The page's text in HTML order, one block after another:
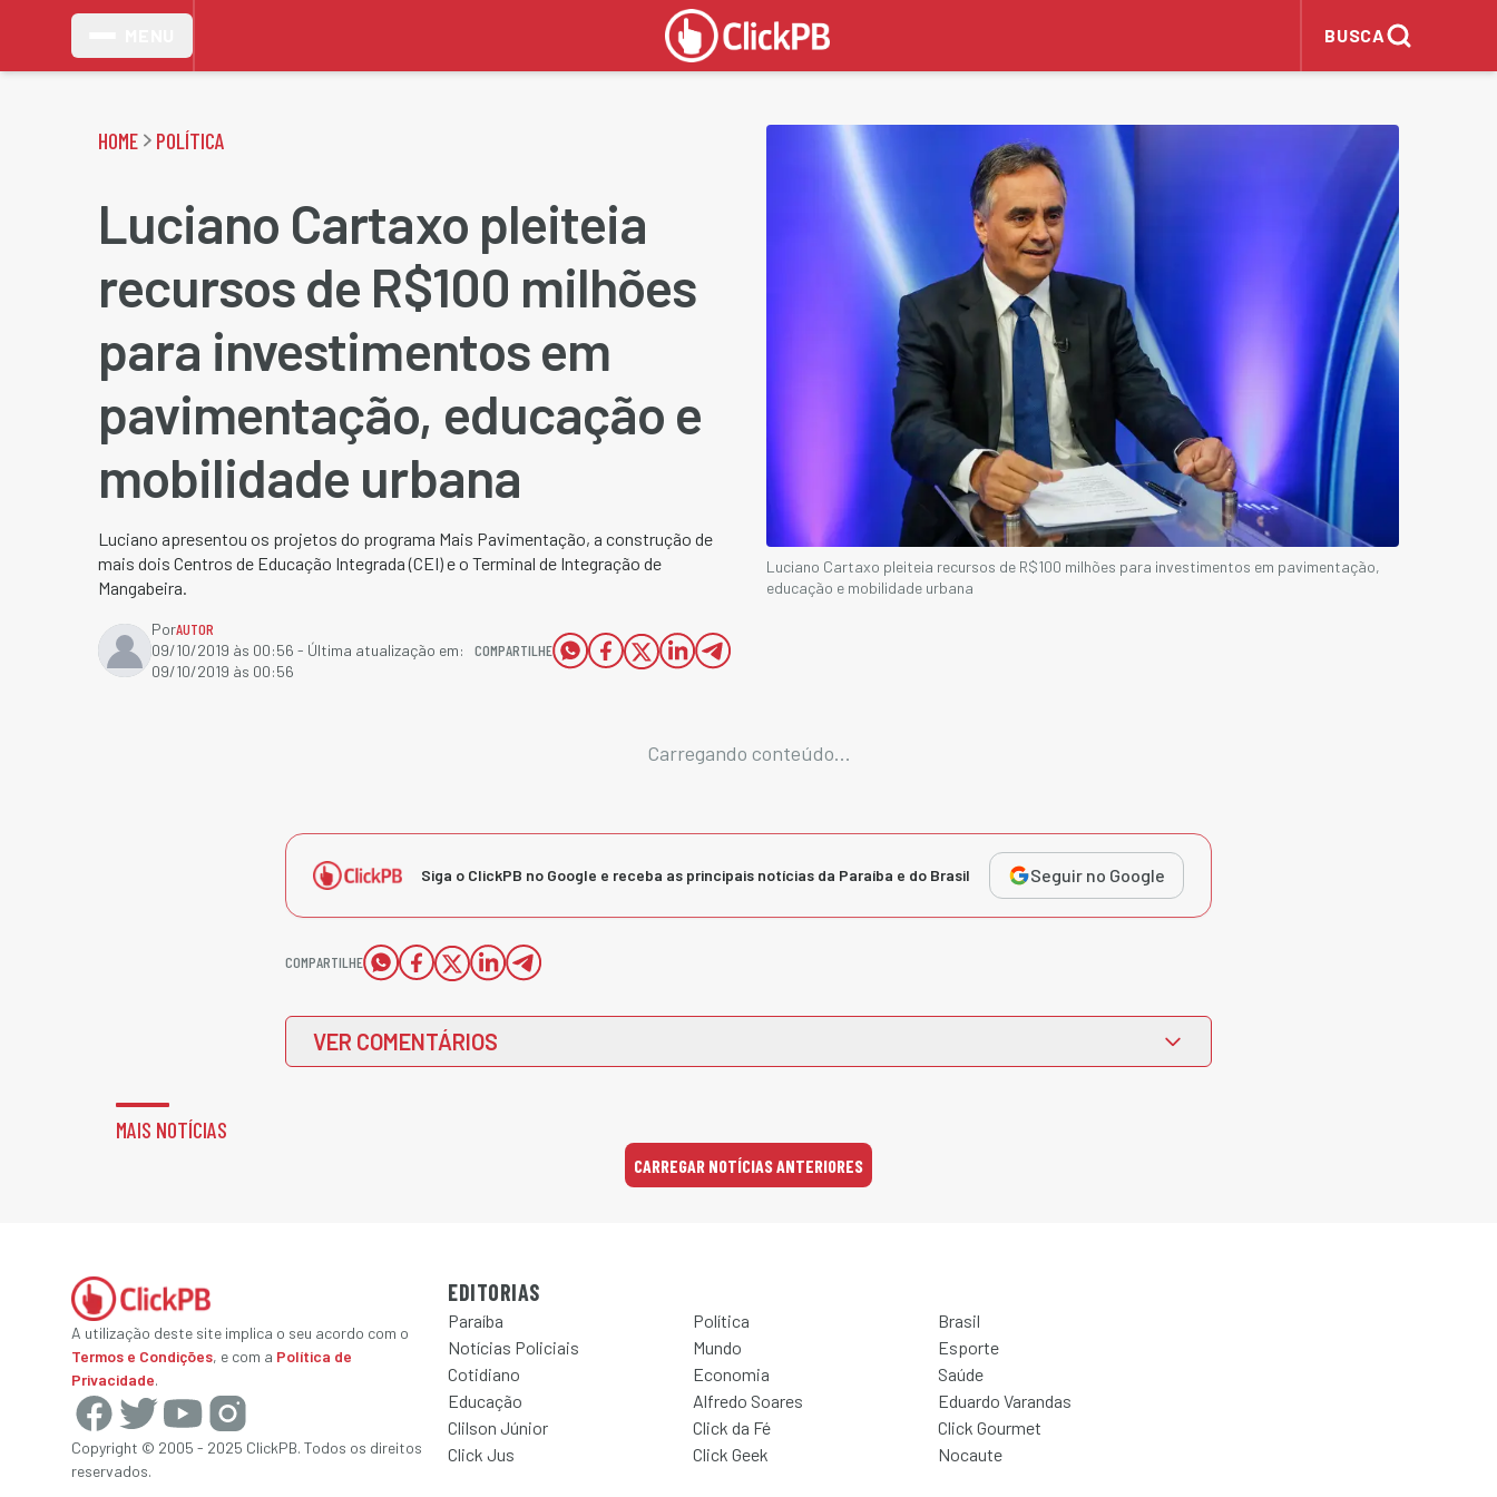
BUSCA
HOME POLÍTICA
Luciano Cartaxo pleiteia
recursos de R$100 milhões
para investimentos em
pavimentação, educação e
mobilidade urbana
Luciano apresentou os projetos do programa Mais Pavimentação, a construção de
mais dois Centros de Educação Integrada (CEI) e o Terminal de Integração de
Mangabeira.
PorAUTOR
09/10/2019 às 00:56 - Última atualização em:
09/10/2019 às 00:56
COMPARTILHE
Luciano Cartaxo pleiteia recursos de R$100 milhões para investimentos em pavimentação,
educação e mobilidade urbana
Carregando conteúdo...
Siga o ClickPB no Google e receba as principais notícias da Paraíba e do Brasil Seguir no Google
COMPARTILHE
VER COMENTÁRIOS
MAIS NOTÍCIAS
CARREGAR NOTÍCIAS ANTERIORES
A utilização deste site implica o seu acordo com o
Termos e Condições, e com a Política de
Privacidade.
Copyright © 2005 - 2025 ClickPB. Todos os direitos
reservados.
EDITORIAS
Paraíba Política
Brasil
Notícias Policiais
Mundo
Esporte
Cotidiano
Economia
Saúde
Educação
Alfredo Soares
Eduardo Varandas
Clilson Júnior
Click da Fé
Click Gourmet
Click Jus
Click Geek Nocaute